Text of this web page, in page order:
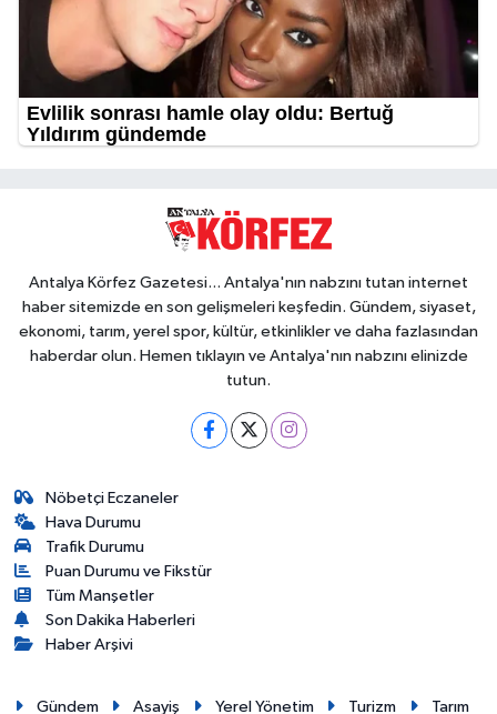
Antalya Körfez Gazetesi... Antalya'nın nabzını tutan internet
haber sitemizde en son gelişmeleri keşfedin. Gündem, siyaset,
ekonomi, tarım, yerel spor, kültür, etkinlikler ve daha fazlasından
haberdar olun. Hemen tıklayın ve Antalya'nın nabzını elinizde
tutun.
Nöbetçi Eczaneler
Hava Durumu
Trafik Durumu
Puan Durumu ve Fikstür
Tüm Manşetler
Son Dakika Haberleri
Haber Arşivi
Gündem Asayiş Yerel Yönetim Turizm Tarım